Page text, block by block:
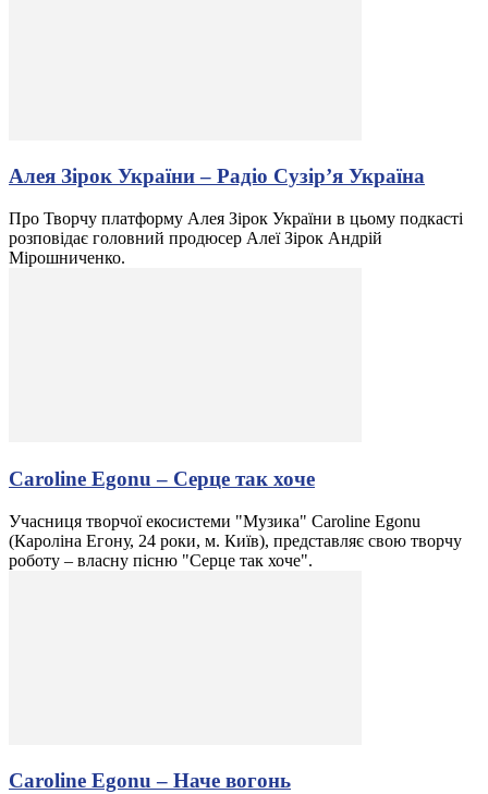
Алея Зірок України – Радіо Сузір’я Україна
Про Творчу платформу Алея Зірок України в цьому подкасті
розповідає головний продюсер Алеї Зірок Андрій
Мірошниченко.
Caroline Egonu – Серце так хоче
Учасниця творчої екосистеми "Музика" Caroline Egonu
(Кароліна Егону, 24 роки, м. Київ), представляє свою творчу
роботу – власну пісню "Серце так хоче".
Caroline Egonu – Наче вогонь